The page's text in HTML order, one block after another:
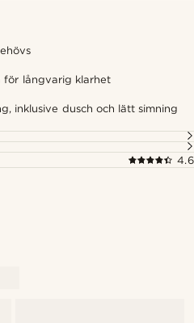
för långvarig klarhet
inklusive dusch och lätt simning
4.6